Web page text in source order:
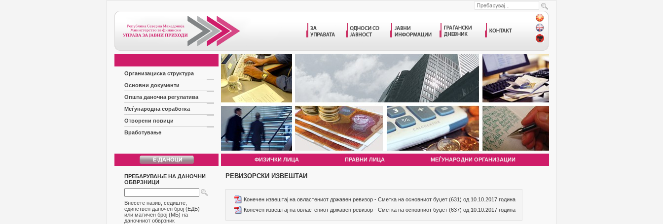
Организациска структура
Основни документи
Општа даночна регулатива
Меѓународна соработка
Отворени повици
Вработување
ФИЗИЧКИ ЛИЦА ПРАВНИ ЛИЦА МЕЃУНАРОДНИ ОРГАНИЗАЦИИ
ПРЕБАРУВАЊЕ НА ДАНОЧНИ
ОБВРЗНИЦИ
Внесете назив, седиште,
единствен даночен број (ЕДБ)
или матичен број (МБ) на
даночниот обврзник
РЕВИЗОРСКИ ИЗВЕШТАИ
Конечен извештај на овластениот државен ревизор - Сметка на основниот буџет (631) од 10.10.2017 година
Конечен извештај на овластениот државен ревизор - Сметка на основниот буџет (637) од 10.10.2017 година